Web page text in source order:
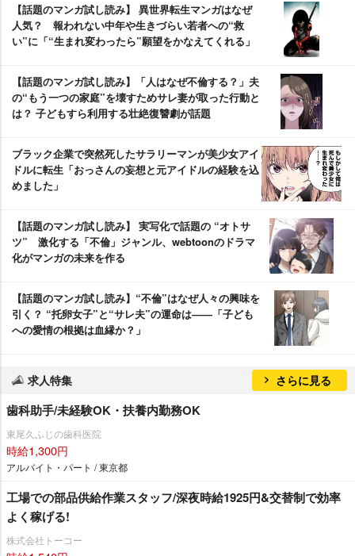
【話題のマンガ試し読み】 異世界転生マンガはなぜ
人気？ 報われない中年や生きづらい若者への“救
い”に「“生まれ変わったら”願望をかなえてくれる」
【話題のマンガ試し読み】「人はなぜ不倫する？」夫
の“もう一つの家庭”を壊すためサレ妻が取った行動と
は？ 子どもすら利用する壮絶復讐劇が話題
ブラック企業で突然死したサラリーマンが美少女アイ
ドルに転生「おっさんの妄想と元アイドルの経験を込
めました」
【話題のマンガ試し読み】 実写化で話題の “オトサ
ツ” 激化する「不倫」ジャンル、webtoonのドラマ
化がマンガの未来を作る
【話題のマンガ試し読み】“不倫”はなぜ人々の興味を
引く？ “托卵女子”と“サレ夫”の運命は――「子ども
への愛情の根拠は血縁か？」
求人特集 さらに見る
歯科助手/未経験OK・扶養内勤務OK
東尾久ふじの歯科医院
時給1,300円
アルバイト・パート / 東京都
工場での部品供給作業スタッフ/深夜時給1925円&交替制で効率
よく稼げる!
株式会社トーコー